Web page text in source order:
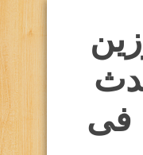
فى